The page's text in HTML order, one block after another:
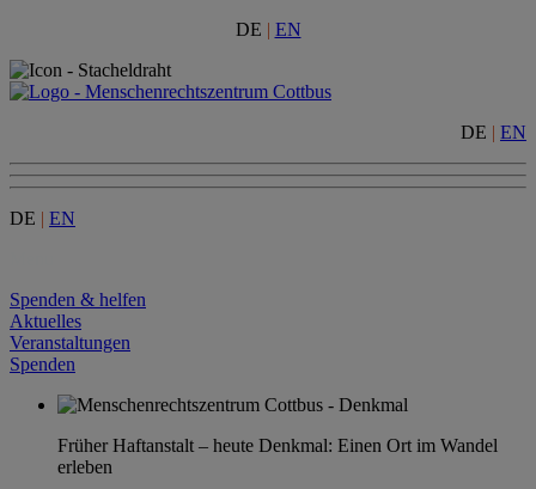
DE | EN
DE | EN
DE | EN
Spenden & helfen
Aktuelles
Veranstaltungen
Spenden
Früher Haftanstalt – heute Denkmal: Einen Ort im Wandel
erleben